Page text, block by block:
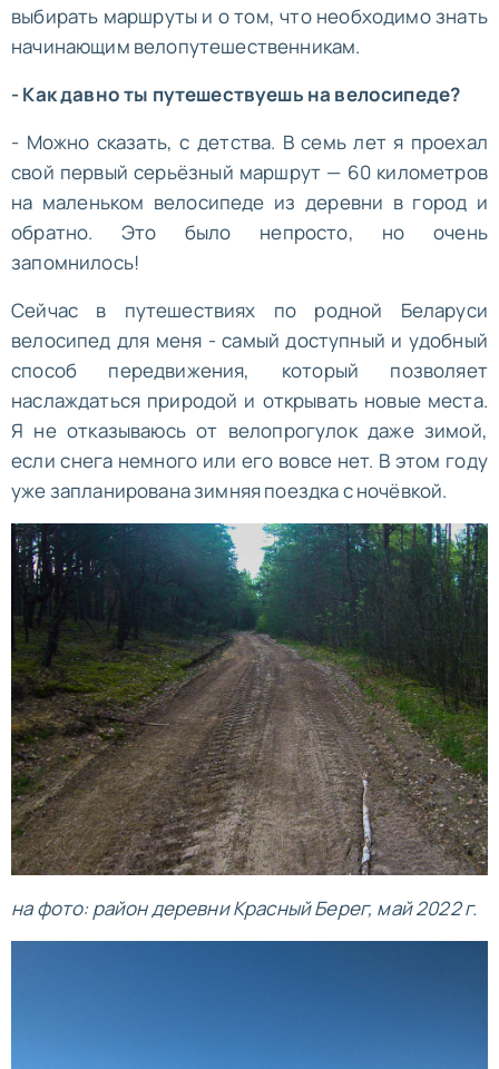
выбирать маршруты и о том, что необходимо знать
начинающим велопутешественникам.
- Как давно ты путешествуешь на велосипеде?
- Можно сказать, с детства. В семь лет я проехал
свой первый серьёзный маршрут — 60 километров
на маленьком велосипеде из деревни в город и
обратно. Это было непросто, но очень
запомнилось!
Сейчас в путешествиях по родной Беларуси
велосипед для меня - самый доступный и удобный
способ передвижения, который позволяет
наслаждаться природой и открывать новые места.
Я не отказываюсь от велопрогулок даже зимой,
если снега немного или его вовсе нет. В этом году
уже запланирована зимняя поездка с ночёвкой.
на фото: район деревни Красный Берег, май 2022 г.